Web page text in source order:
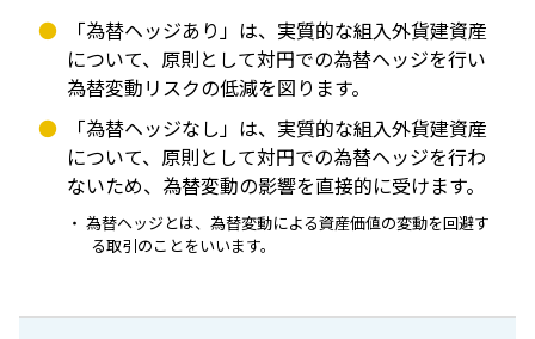
「為替ヘッジあり」は、実質的な組入外貨建資産
について、原則として対円での為替ヘッジを行い
為替変動リスクの低減を図ります。
「為替ヘッジなし」は、実質的な組入外貨建資産
について、原則として対円での為替ヘッジを行わ
ないため、為替変動の影響を直接的に受けます。
為替ヘッジとは、為替変動による資産価値の変動を回避す
る取引のことをいいます。